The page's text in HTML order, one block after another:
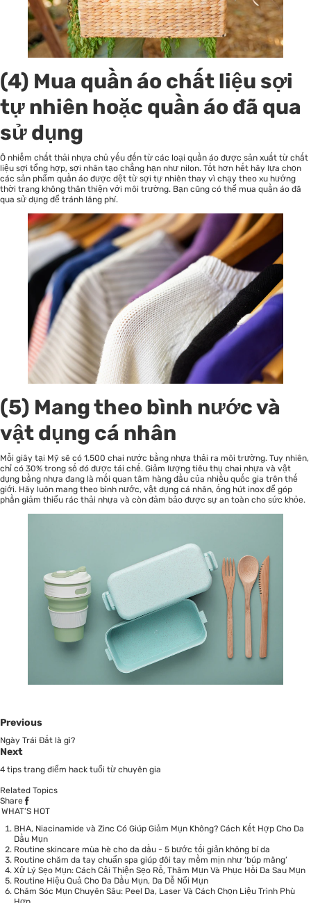
(4) Mua quần áo chất liệu sợi
tự nhiên hoặc quần áo đã qua
sử dụng
Ô nhiễm chất thải nhựa chủ yếu đến từ các loại quần áo được sản xuất từ chất
liệu sợi tổng hợp, sợi nhân tạo chẳng hạn như nilon. Tốt hơn hết hãy lựa chọn
các sản phẩm quần áo được dệt từ sợi tự nhiên thay vì chạy theo xu hướng
thời trang không thân thiện với môi trường. Bạn cũng có thể mua quần áo đã
qua sử dụng để tránh lãng phí.
(5) Mang theo bình nước và
vật dụng cá nhân
Mỗi giây tại Mỹ sẽ có 1.500 chai nước bằng nhựa thải ra môi trường. Tuy nhiên,
chỉ có 30% trong số đó được tái chế. Giảm lượng tiêu thụ chai nhựa và vật
dụng bằng nhựa đang là mối quan tâm hàng đầu của nhiều quốc gia trên thế
giới. Hãy luôn mang theo bình nước, vật dụng cá nhân, ống hút inox để góp
phần giảm thiểu rác thải nhựa và còn đảm bảo được sự an toàn cho sức khỏe.
Previous
Ngày Trái Đất là gì?
Next
4 tips trang điểm hack tuổi từ chuyên gia
Related Topics
Share
WHAT’S HOT
BHA, Niacinamide và Zinc Có Giúp Giảm Mụn Không? Cách Kết Hợp Cho Da
Dầu Mụn
Routine skincare mùa hè cho da dầu - 5 bước tối giản không bí da
Routine chăm da tay chuẩn spa giúp đôi tay mềm mịn như ‘búp măng’
Xử Lý Sẹo Mụn: Cách Cải Thiện Sẹo Rỗ, Thâm Mụn Và Phục Hồi Da Sau Mụn
Routine Hiệu Quả Cho Da Dầu Mụn, Da Dễ Nổi Mụn
Chăm Sóc Mụn Chuyên Sâu: Peel Da, Laser Và Cách Chọn Liệu Trình Phù